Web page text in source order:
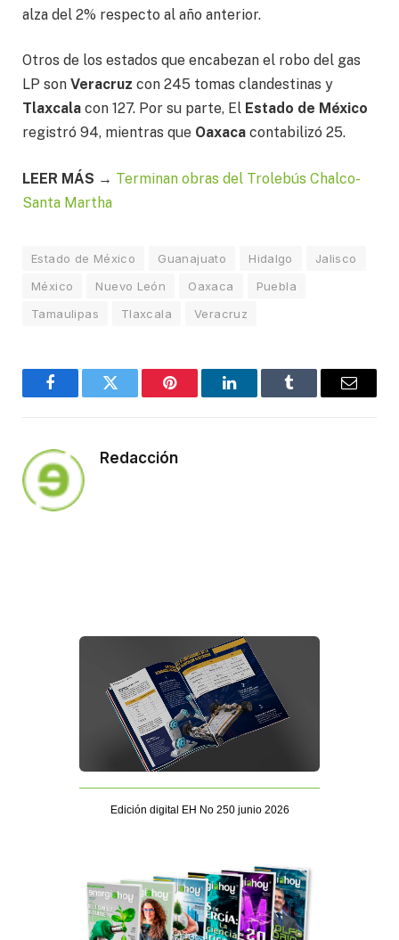
alza del 2% respecto al año anterior.
Otros de los estados que encabezan el robo del gas
LP son Veracruz con 245 tomas clandestinas y
Tlaxcala con 127. Por su parte, El Estado de México
registró 94, mientras que Oaxaca contabilizó 25.
LEER MÁS → Terminan obras del Trolebús Chalco-
Santa Martha
Estado de México Guanajuato Hidalgo
Jalisco
México
Nuevo León Oaxaca
Puebla
Tamaulipas
Tlaxcala Veracruz
FacebookTwitter Pinterest LinkedInTumblr Email
Redacción
Edición digital EH No 250 junio 2026